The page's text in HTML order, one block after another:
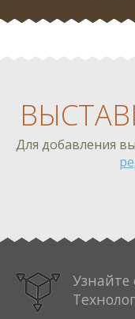
Для добавления
Узнайте